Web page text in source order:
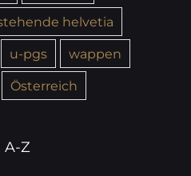
helvetia
u-pgs
wappen
Österreich
A-Z